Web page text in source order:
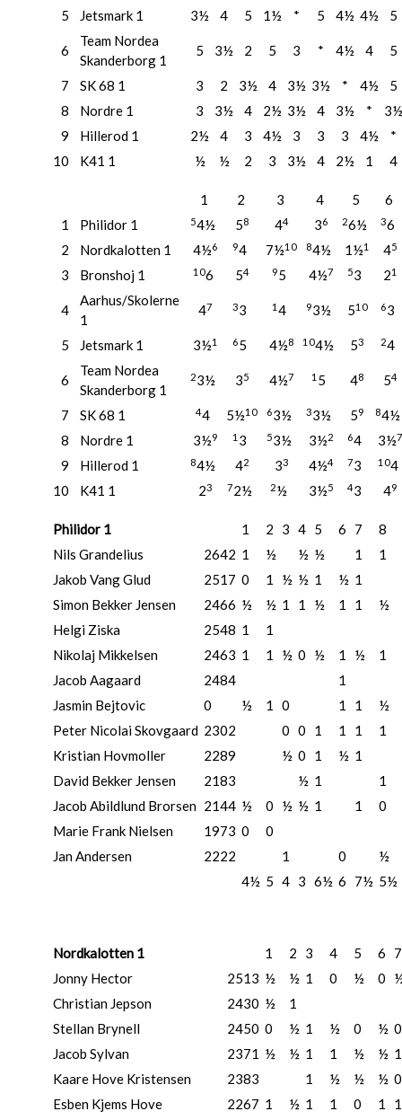
5 Jetsmark 1 3½ 4 5 1½ * 5 4½ 4½ 5
6
Team Nordea
Skanderborg 1
5 3½ 2 5 3 * 4½ 4 5
7 SK 68 1 3 2 3½ 4 3½ 3½ * 4½
5
8
Nordre 1 3 3½ 4 2½ 3½ 4 3½ *
3½
9
Hillerod 1 2½ 4 3 4½ 3 3 3 4½
*
10
K41 1 ½ ½ 2 3 3½ 4 2½ 1 4
1 2 3 4 5
6
1
Philidor 1 54½ 58 44 36 26½ 36
2
Nordkalotten 1 4½6 94 7½10 84½ 1½1 45
3 Bronshoj 1 106 54 95 4½7 53 21
4
Aarhus/Skolerne
1
47 33 1 4 93½ 510 63
5 Jetsmark 1 3½1 65 4½8 104½ 53 24
6
Team Nordea
Skanderborg 1
23½ 35 4½7 1 5 48 54
7 SK 68 1 44 5½10 63½ 33½ 59 84½
8
Nordre 1 3½9 1 3 53½ 3½2 64 3½7
9 Hillerod 1 84½ 42 33 4½4 73 104
10
K41 1 23 72½ 2½ 3½5 43 49
Philidor 1 1 2 3 4 5 6 7
8
Nils Grandelius
2642 1 ½ ½ ½ 1
1
Jakob Vang Glud
2517 0 1 ½ ½ 1 ½ 1
Simon Bekker Jensen
2466 ½ ½ 1 1 ½ 1 1
½
Helgi Ziska
2548 1
1
Nikolaj Mikkelsen
2463 1 1 ½ 0 ½ 1 ½
1
Jacob Aagaard
2484
1
Jasmin Bejtovic
0 ½ 1 0 1 1
½
Peter Nicolai Skovgaard 2302 0 0 1 1 1
1
Kristian Hovmoller
2289 ½ 0 1 ½ 1
David Bekker Jensen
2183 ½ 1
1
Jacob Abildlund Brorsen 2144 ½ 0 ½ ½ 1 1
0
Marie Frank Nielsen
1973 0
0
Jan Andersen
2222 1 0
½
4½ 5 4 3 6½ 6 7½ 5½
Nordkalotten 1 1 2 3 4 5 6
7
Jonny Hector
2513 ½ ½ 1 0 ½ 0
Christian Jepson
2430 ½
1
Stellan Brynell
2450 0 ½ 1 ½ 0 ½ 0
Jacob Sylvan
2371 ½ ½ 1 1 ½ ½ 1
Kaare Hove Kristensen
2383 1 ½ ½ ½ 0
Esben Kjems Hove
2267 1 ½ 1 1 0 1
1